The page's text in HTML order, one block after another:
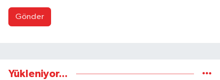
Gönder
Yükleniyor...